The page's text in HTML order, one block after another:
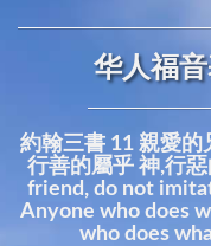
华人福
約翰三書 11 親愛的
行善的屬乎 神,行
friend, do not
Anyone who does
who does